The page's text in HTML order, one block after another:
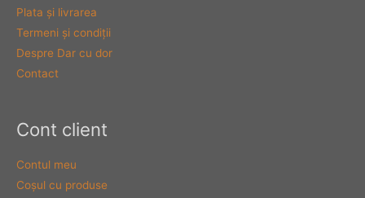
Plata şi livrarea
Termeni şi condiţii
Despre Dar cu dor
Contact
Cont client
Contul meu
Coşul cu produse